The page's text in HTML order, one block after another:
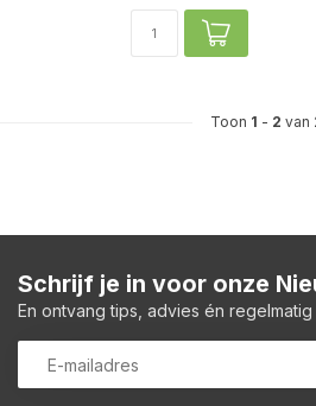
Toon 1 - 2 van
Schrijf je in voor onze
En ontvang tips, advies én